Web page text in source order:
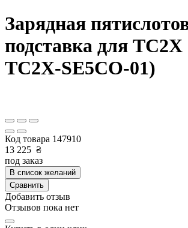
Зарядная
подставка для
TC2X-SE5CO-01)
Код товара 147910
13 225 ₴
под заказ
В список желаний
Сравнить
Добавить отзыв
Отзывов пока нет